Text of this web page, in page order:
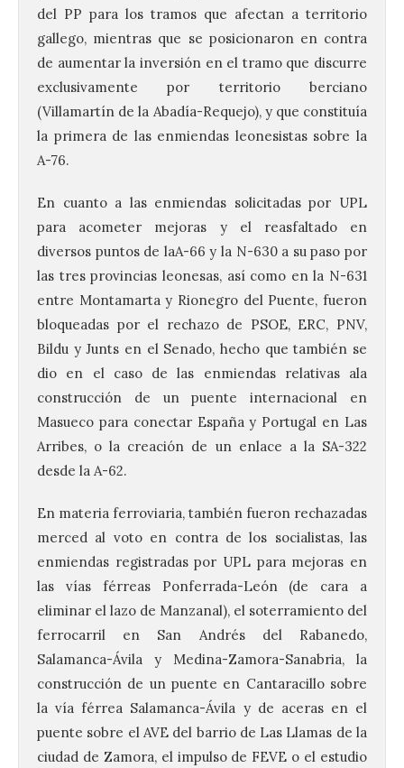
del PP para los tramos que afectan a territorio
gallego, mientras que se posicionaron en contra
de aumentar la inversión en el tramo que discurre
exclusivamente por territorio berciano
(Villamartín de la Abadía-Requejo), y que constituía
la primera de las enmiendas leonesistas sobre la
A-76.
En cuanto a las enmiendas solicitadas por UPL
para acometer mejoras y el reasfaltado en
diversos puntos de laA-66 y la N-630 a su paso por
las tres provincias leonesas, así como en la N-631
entre Montamarta y Rionegro del Puente, fueron
bloqueadas por el rechazo de PSOE, ERC, PNV,
Bildu y Junts en el Senado, hecho que también se
dio en el caso de las enmiendas relativas ala
construcción de un puente internacional en
Masueco para conectar España y Portugal en Las
Arribes, o la creación de un enlace a la SA-322
desde la A-62.
En materia ferroviaria, también fueron rechazadas
merced al voto en contra de los socialistas, las
enmiendas registradas por UPL para mejoras en
las vías férreas Ponferrada-León (de cara a
eliminar el lazo de Manzanal), el soterramiento del
ferrocarril en San Andrés del Rabanedo,
Salamanca-Ávila y Medina-Zamora-Sanabria, la
construcción de un puente en Cantaracillo sobre
la vía férrea Salamanca-Ávila y de aceras en el
puente sobre el AVE del barrio de Las Llamas de la
ciudad de Zamora, el impulso de FEVE o el estudio